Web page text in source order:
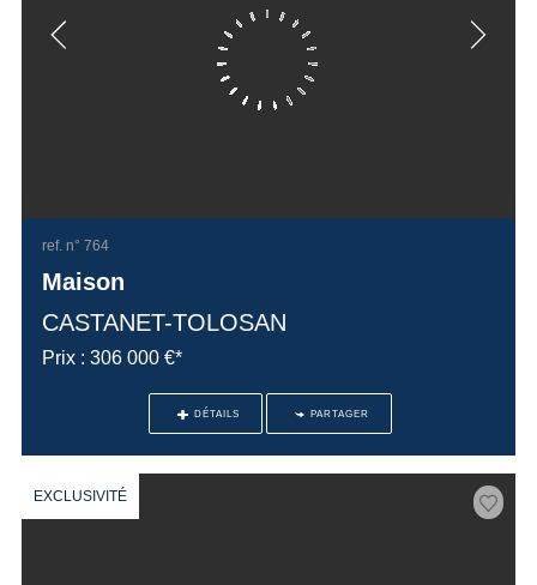
ref. n° 764
Maison
CASTANET-TOLOSAN
Prix : 306 000 €*
DÉTAILS PARTAGER
EXCLUSIVITÉ